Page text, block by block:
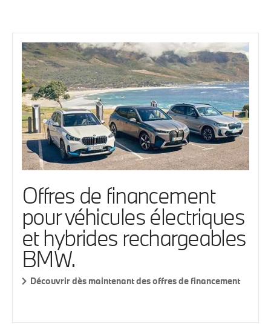
Offres de financement
pour véhicules électriques
et hybrides rechargeables
BMW.
Découvrir dès maintenant des offres de financement